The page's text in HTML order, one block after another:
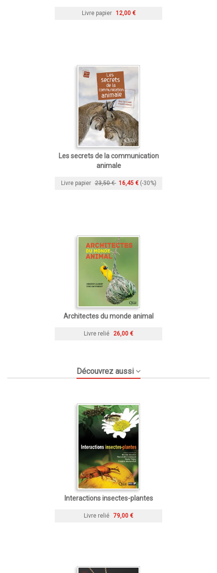
Livre papier 12,00 €
Les secrets de la communication
animale
Livre papier 23,50 € 16,45 € (-30%)
Architectes du monde animal
Livre relié 26,00 €
Découvrez aussi
Interactions insectes-plantes
Livre relié 79,00 €